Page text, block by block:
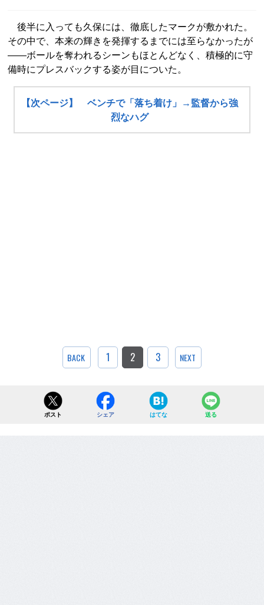
後半に入っても久保には、徹底したマークが敷かれた。
その中で、本来の輝きを発揮するまでには至らなかったが
――ボールを奪われるシーンもほとんどなく、積極的に守
備時にプレスバックする姿が目についた。
【次ページ】 ベンチで「落ち着け」→監督から強
烈なハグ
BACK 1 2 3 NEXT
ポスト シェア はてな 送る